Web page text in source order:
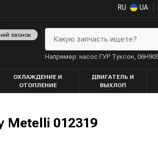
RU UA
звонок Какую запчасть ищете?
Например: насос ГУР Туксон,
ОХЛАЖДЕНИЕ И
ОТОПЛЕНИЕ
ДВИГАТЕЛЬ И
ВЫХЛОП
Metelli 012319